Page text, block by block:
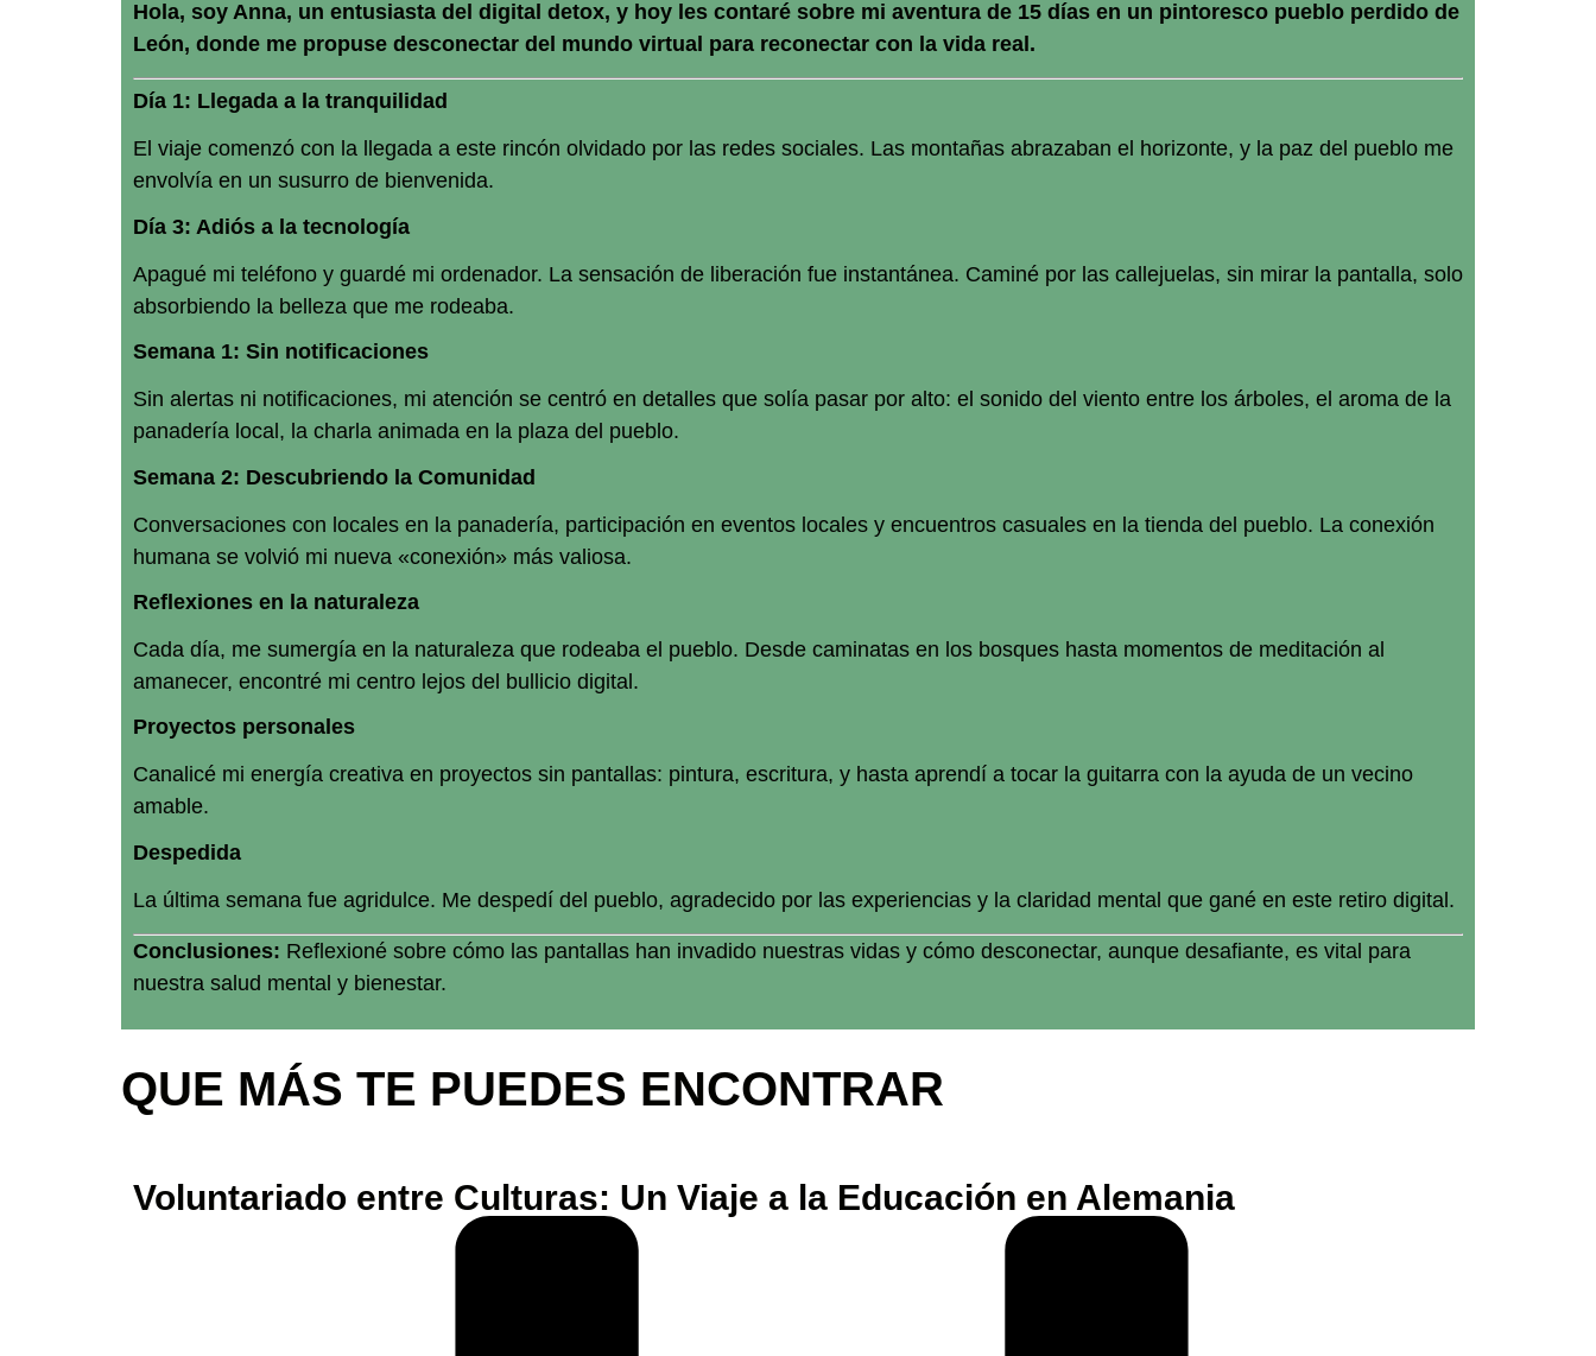
Hola, soy Anna, un entusiasta del digital detox, y hoy les contaré sobre mi aventura de 15 días en un pintoresco pueblo perdido de
León, donde me propuse desconectar del mundo virtual para reconectar con la vida real.
Día 1: Llegada a la tranquilidad
El viaje comenzó con la llegada a este rincón olvidado por las redes sociales. Las montañas abrazaban el horizonte, y la paz del pueblo me
envolvía en un susurro de bienvenida.
Día 3: Adiós a la tecnología
Apagué mi teléfono y guardé mi ordenador. La sensación de liberación fue instantánea. Caminé por las callejuelas, sin mirar la pantalla, solo
absorbiendo la belleza que me rodeaba.
Semana 1: Sin notificaciones
Sin alertas ni notificaciones, mi atención se centró en detalles que solía pasar por alto: el sonido del viento entre los árboles, el aroma de la
panadería local, la charla animada en la plaza del pueblo.
Semana 2: Descubriendo la Comunidad
Conversaciones con locales en la panadería, participación en eventos locales y encuentros casuales en la tienda del pueblo. La conexión
humana se volvió mi nueva «conexión» más valiosa.
Reflexiones en la naturaleza
Cada día, me sumergía en la naturaleza que rodeaba el pueblo. Desde caminatas en los bosques hasta momentos de meditación al
amanecer, encontré mi centro lejos del bullicio digital.
Proyectos personales
Canalicé mi energía creativa en proyectos sin pantallas: pintura, escritura, y hasta aprendí a tocar la guitarra con la ayuda de un vecino
amable.
Despedida
La última semana fue agridulce. Me despedí del pueblo, agradecido por las experiencias y la claridad mental que gané en este retiro digital.
Conclusiones: Reflexioné sobre cómo las pantallas han invadido nuestras vidas y cómo desconectar, aunque desafiante, es vital para
nuestra salud mental y bienestar.
QUE MÁS TE PUEDES ENCONTRAR
Voluntariado entre Culturas: Un Viaje a la Educación en Alemania